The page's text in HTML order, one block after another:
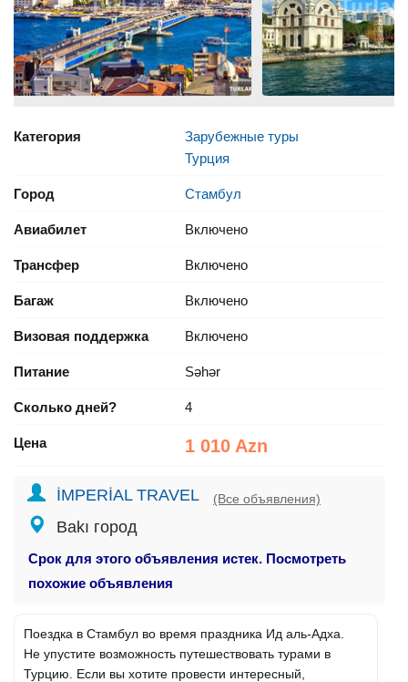
Категория
Зарубежные туры
Турция
Город Стамбул
Авиабилет Включено
Трансфер Включено
Багаж Включено
Визовая поддержка Включено
Питание Səhər
Сколько дней? 4
Цена 1 010 Azn
İMPERİAL TRAVEL (Все объявления)
Bakı город
Срок для этого объявления истек. Посмотреть
похожие объявления
Поездка в Стамбул во время праздника Ид аль-Адха.
Не упустите возможность путешествовать турами в
Турцию. Если вы хотите провести интересный,